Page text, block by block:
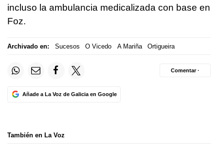
incluso la ambulancia medicalizada con base en
Foz.
Archivado en: Sucesos O Vicedo A Mariña Ortigueira
Añade a La Voz de Galicia en Google
Comentar ·
También en La Voz